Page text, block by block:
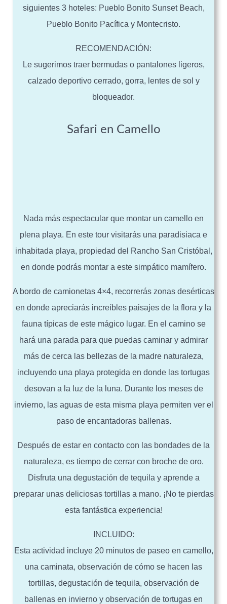
siguientes 3 hoteles: Pueblo Bonito Sunset Beach,
Pueblo Bonito Pacífica y Montecristo.
RECOMENDACIÓN:
Le sugerimos traer bermudas o pantalones ligeros,
calzado deportivo cerrado, gorra, lentes de sol y
bloqueador.
Safari en Camello
Nada más espectacular que montar un camello en
plena playa. En este tour visitarás una paradisiaca e
inhabitada playa, propiedad del Rancho San Cristóbal,
en donde podrás montar a este simpático mamífero.
A bordo de camionetas 4×4, recorrerás zonas desérticas
en donde apreciarás increíbles paisajes de la flora y la
fauna típicas de este mágico lugar. En el camino se
hará una parada para que puedas caminar y admirar
más de cerca las bellezas de la madre naturaleza,
incluyendo una playa protegida en donde las tortugas
desovan a la luz de la luna. Durante los meses de
invierno, las aguas de esta misma playa permiten ver el
paso de encantadoras ballenas.
Después de estar en contacto con las bondades de la
naturaleza, es tiempo de cerrar con broche de oro.
Disfruta una degustación de tequila y aprende a
preparar unas deliciosas tortillas a mano. ¡No te pierdas
esta fantástica experiencia!
INCLUIDO:
Esta actividad incluye 20 minutos de paseo en camello,
una caminata, observación de cómo se hacen las
tortillas, degustación de tequila, observación de
ballenas en invierno y observación de tortugas en